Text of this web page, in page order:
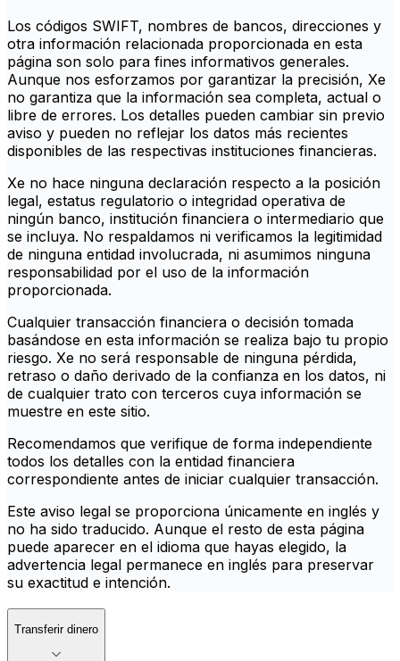
Los códigos SWIFT, nombres de bancos, direcciones y
otra información relacionada proporcionada en esta
página son solo para fines informativos generales.
Aunque nos esforzamos por garantizar la precisión, Xe
no garantiza que la información sea completa, actual o
libre de errores. Los detalles pueden cambiar sin previo
aviso y pueden no reflejar los datos más recientes
disponibles de las respectivas instituciones financieras.
Xe no hace ninguna declaración respecto a la posición
legal, estatus regulatorio o integridad operativa de
ningún banco, institución financiera o intermediario que
se incluya. No respaldamos ni verificamos la legitimidad
de ninguna entidad involucrada, ni asumimos ninguna
responsabilidad por el uso de la información
proporcionada.
Cualquier transacción financiera o decisión tomada
basándose en esta información se realiza bajo tu propio
riesgo. Xe no será responsable de ninguna pérdida,
retraso o daño derivado de la confianza en los datos, ni
de cualquier trato con terceros cuya información se
muestre en este sitio.
Recomendamos que verifique de forma independiente
todos los detalles con la entidad financiera
correspondiente antes de iniciar cualquier transacción.
Este aviso legal se proporciona únicamente en inglés y
no ha sido traducido. Aunque el resto de esta página
puede aparecer en el idioma que hayas elegido, la
advertencia legal permanece en inglés para preservar
su exactitud e intención.
Transferir dinero